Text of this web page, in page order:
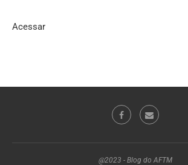
Acessar
@2023 - Blog do AFTM